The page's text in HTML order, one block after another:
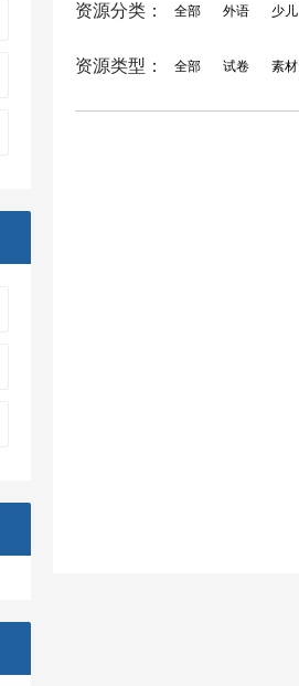
资源分类： 全部 外语 少儿
资源类型： 全部 试卷 素材